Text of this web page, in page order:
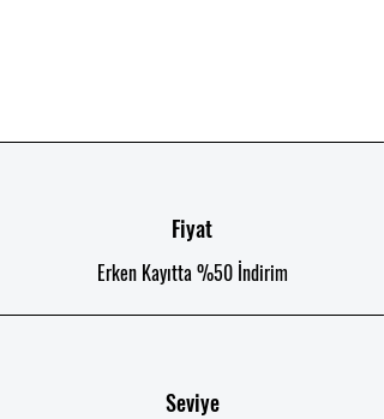
Fiyat
Erken Kayıtta %50 İndirim
Seviye